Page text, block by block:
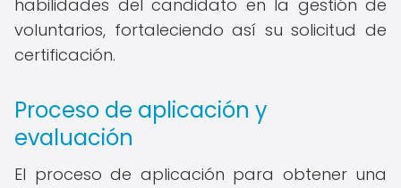
habilidades del candidato en la gestión de
voluntarios, fortaleciendo así su solicitud de
certificación.
Proceso de aplicación y
evaluación
El proceso de aplicación para obtener una